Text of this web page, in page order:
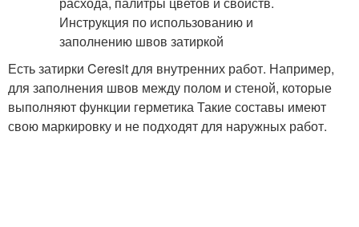
Есть затирки Ceresit для внутренних работ. Например,
для заполнения швов между полом и стеной, которые
выполняют функции герметика Такие составы имеют
свою маркировку и не подходят для наружных работ.